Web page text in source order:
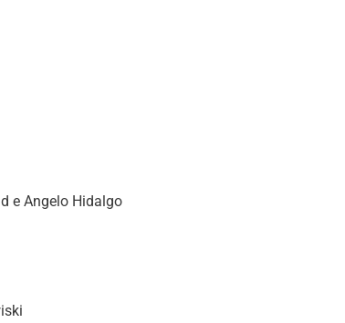
e Angelo Hidalgo